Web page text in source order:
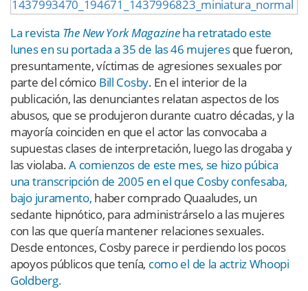
×
La revista The New York Magazineha retratado este
lunes en su portada a 35 de las 46 mujeresque fueron,
presuntamente, víctimas de agresiones sexuales por
parte del cómico Bill Cosby. En el interior de la
publicación, las denunciantes relatan aspectos de los
abusos, que se produjeron durante cuatro décadas, y la
mayoría coinciden en que el actor las convocaba a
supuestas clases de interpretación, luego las drogaba y
las violaba.A comienzos de este mes, se hizo púbica
una transcripción de 2005 en el que Cosby confesaba,
bajo juramento, haber comprado Quaaludes, un
sedante hipnótico, para administrárselo a las mujeres
con las que quería mantener relaciones sexuales.
Desde entonces, Cosby parece ir perdiendo los pocos
apoyos públicos que tenía, como el de la actriz Whoopi
Goldberg.